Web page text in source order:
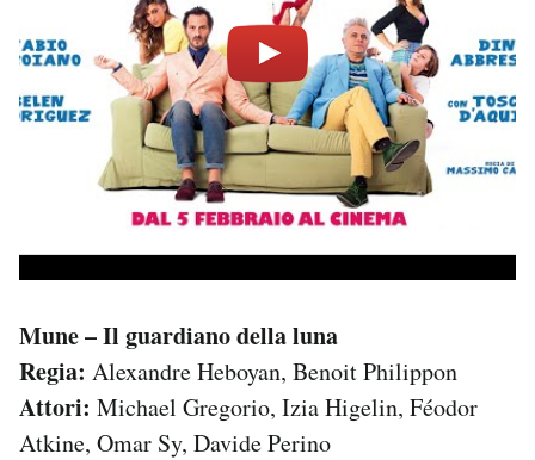
Mune – Il guardiano della luna
Regia: Alexandre Heboyan, Benoit Philippon
Attori: Michael Gregorio, Izia Higelin, Féodor
Atkine, Omar Sy, Davide Perino